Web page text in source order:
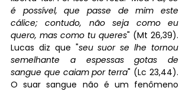
é possível, que passe de mim este
cálice; contudo, não seja como eu
quero, mas como tu queres" (Mt 26,39).
Lucas diz que "seu suor se lhe tornou
semelhante a espessas gotas de
sangue que caiam por terra" (Lc 23,44).
O suar sangue não é um fenômeno